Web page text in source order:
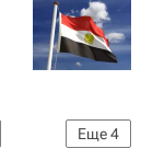
Еще4